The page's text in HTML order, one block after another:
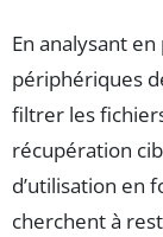
En analysant
périphériques
filtrer les
récupération
d’utilisation en
cherchent à